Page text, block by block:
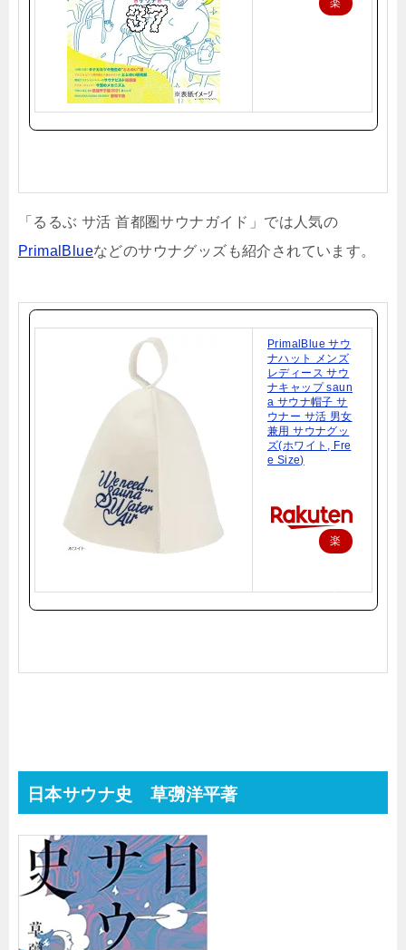
楽
「るるぶ サ活 首都圏サウナガイド」では人気の
PrimalBlueなどのサウナグッズも紹介されています。
PrimalBlue サウ
ナハット メンズ
レディース サウ
ナキャップ saun
a サウナ帽子 サ
ウナー サ活 男女
兼用 サウナグッ
ズ(ホワイト, Fre
e Size)
楽
で
購
日本サウナ史 草彅洋平著